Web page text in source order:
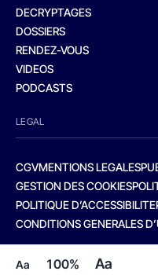
Aa 100% Aa
DECRYPTAGES
DOSSIERS
RENDEZ-VOUS
VIDEOS
PODCASTS
LEGAL
CGVMENTIONS LEGALES
GESTION DES COOKIES
POLITIQUE D’ACCESSIBILITE
CONDITIONS GENERALES